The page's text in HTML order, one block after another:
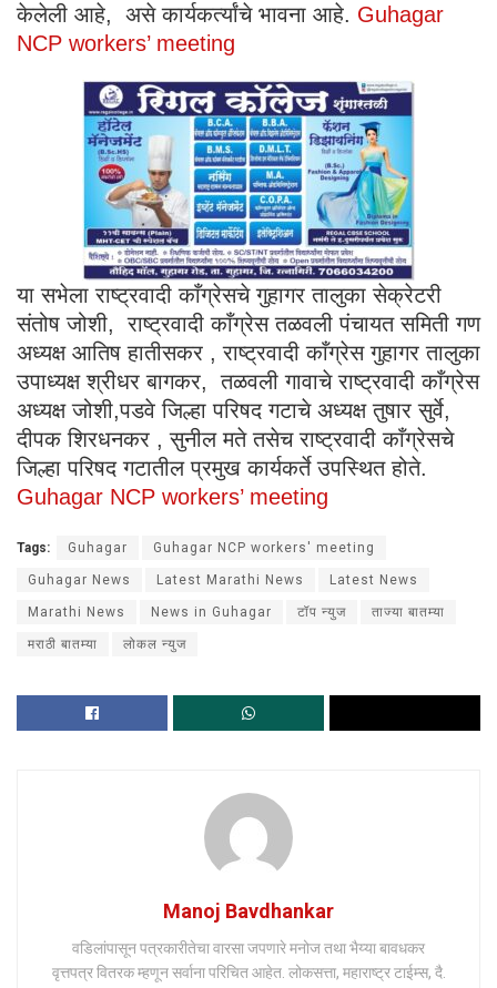
केलेली आहे, असे कार्यकर्त्यांचे भावना आहे. Guhagar
NCP workers’ meeting
या सभेला राष्ट्रवादी काँग्रेसचे गुहागर तालुका सेक्रेटरी
संतोष जोशी, राष्ट्रवादी काँग्रेस तळवली पंचायत समिती गण
अध्यक्ष आतिष हातीसकर , राष्ट्रवादी काँग्रेस गुहागर तालुका
उपाध्यक्ष श्रीधर बागकर, तळवली गावाचे राष्ट्रवादी काँग्रेस
अध्यक्ष जोशी,पडवे जिल्हा परिषद गटाचे अध्यक्ष तुषार सुर्वे,
दीपक शिरधनकर , सुनील मते तसेच राष्ट्रवादी काँग्रेसचे
जिल्हा परिषद गटातील प्रमुख कार्यकर्ते उपस्थित होते.
Guhagar NCP workers’ meeting
Tags: Guhagar Guhagar NCP workers' meeting
Guhagar News Latest Marathi News Latest News
Marathi News News in Guhagar टॉप न्युज ताज्या बातम्या
मराठी बातम्या लोकल न्युज
Manoj Bavdhankar
वडिलांपासून पत्रकारीतेचा वारसा जपणारे मनोज तथा भैय्या बावधकर
वृत्तपत्र वितरक म्हणून सर्वाना परिचित आहेत. लोकसत्ता, महाराष्ट्र टाईम्स, दै.